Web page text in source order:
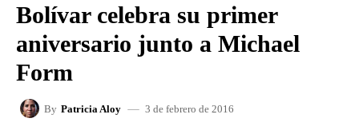
Bolívar celebra su primer
aniversario junto a Michael
Form
By Patricia Aloy 3 de febrero de 2016